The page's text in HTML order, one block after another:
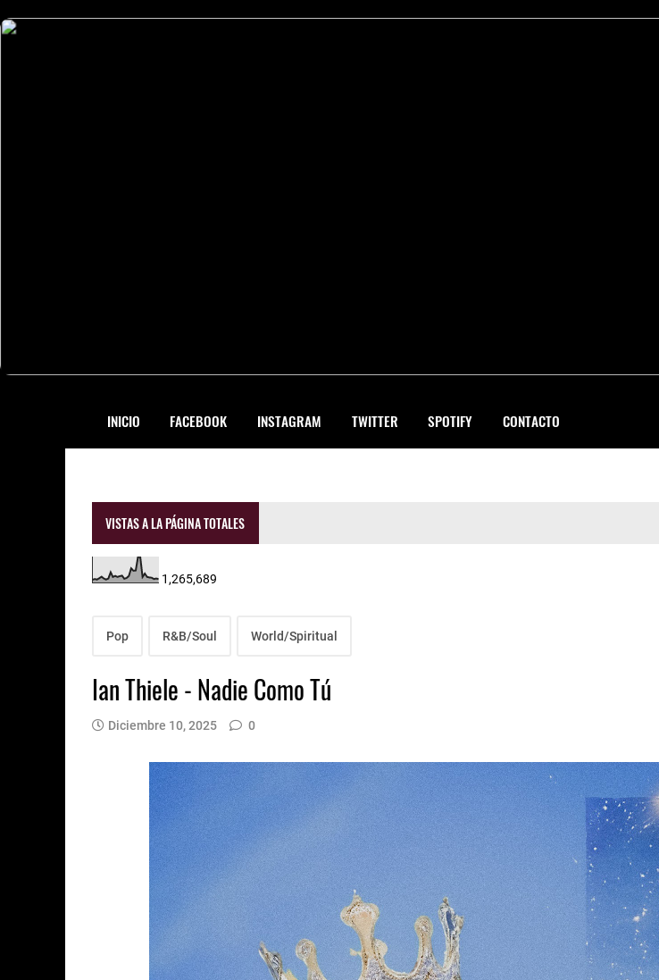
INICIO FACEBOOK INSTAGRAM TWITTER SPOTIFY CONTACTO
VISTAS A LA PÁGINA TOTALES
1,265,689
Pop R&B/Soul World/Spiritual
Ian Thiele - Nadie Como Tú
Diciembre 10, 2025 0